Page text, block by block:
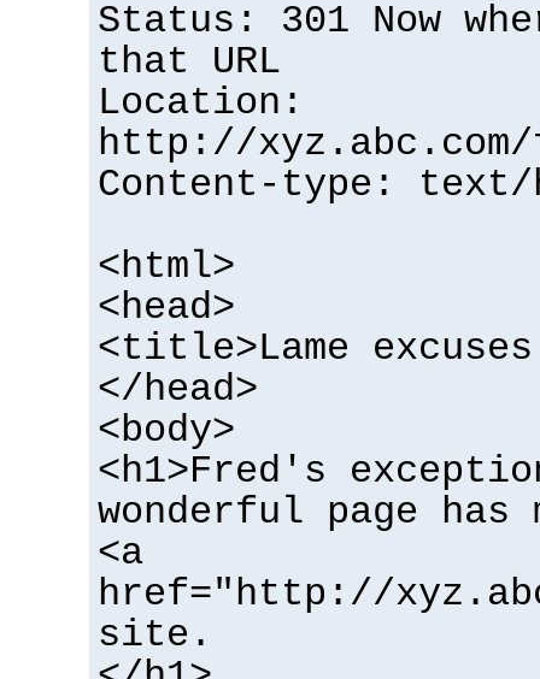
Status: 301 Now
that URL
Location:
http://
Content-type: text/
<html>
<head>
<title>Lame
</head>
<body>
<h1>Fred's
wonderful page has
<a
href="http://
site.